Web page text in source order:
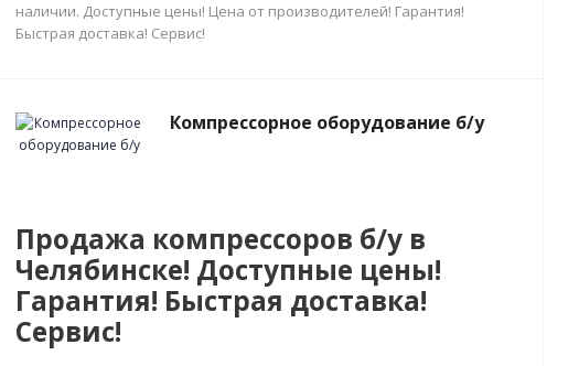
наличии. Доступные цены! Цена от производителей! Гарантия!
Быстрая доставка! Сервис!
Компрессорное оборудование б/у
Продажа компрессоров б/у в
Челябинске! Доступные цены!
Гарантия! Быстрая доставка!
Сервис!